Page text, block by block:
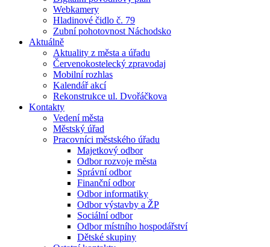
Webkamery
Hladinové čidlo č. 79
Zubní pohotovnost Náchodsko
Aktuálně
Aktuality z města a úřadu
Červenokostelecký zpravodaj
Mobilní rozhlas
Kalendář akcí
Rekonstrukce ul. Dvořáčkova
Kontakty
Vedení města
Městský úřad
Pracovníci městského úřadu
Majetkový odbor
Odbor rozvoje města
Správní odbor
Finanční odbor
Odbor informatiky
Odbor výstavby a ŽP
Sociální odbor
Odbor místního hospodářství
Dětské skupiny